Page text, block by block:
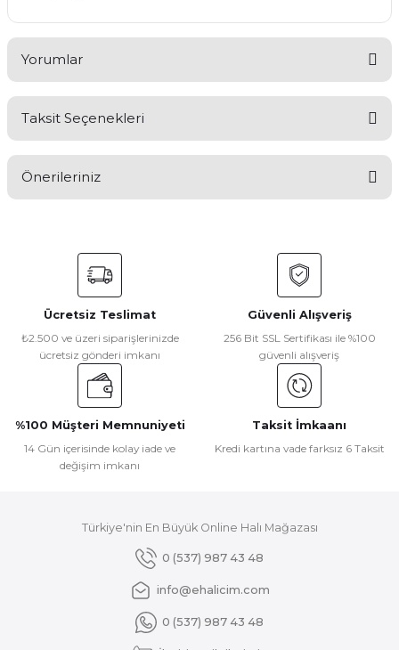
Yorumlar
Yorum Yaz
Taksit Seçenekleri
Önerileriniz
konularda yetersiz gördüğünüz noktaları öneri formunu
kullanarak tarafımıza iletebilirsiniz.
Görüş ve önerileriniz için teşekkür ederiz.
Ürün resmi kalitesiz, bozuk veya görüntülenemiyor.
Ürün açıklamasında eksik bilgiler bulunuyor.
Ürün bilgilerinde hatalar bulunuyor.
Ürün fiyatı diğer sitelerden daha pahalı.
Gönder
Ücretsiz Teslimat
₺2.500 ve üzeri siparişlerinizde
ücretsiz gönderi imkanı
Güvenli Alışveriş
256 Bit SSL Sertifikası ile %100
güvenli alışveriş
%100 Müşteri Memnuniyeti
14 Gün içerisinde kolay iade ve
değişim imkanı
Taksit İmkaanı
Kredi kartına vade farksız 6 Taksit
Türkiye'nin En Büyük Online Halı Mağazası
0 (537) 987 43 48
info@ehalicim.com
0 (537) 987 43 48